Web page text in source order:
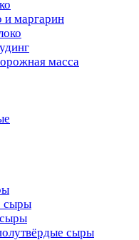
и маргарин
масса
сыры
сыры